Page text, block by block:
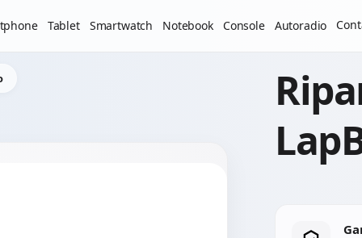
Tablet Smartwatch Notebook Console Autoradio